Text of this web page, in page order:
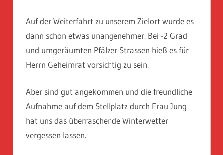
Auf der Weiterfahrt zu unserem Zielort wurde es
dann schon etwas unangenehmer. Bei -2 Grad
und umgeräumten Pfälzer Strassen hieß es für
Herrn Geheimrat vorsichtig zu sein.
Aber sind gut angekommen und die freundliche
Aufnahme auf dem Stellplatz durch Frau Jung
hat uns das überraschende Winterwetter
vergessen lassen.